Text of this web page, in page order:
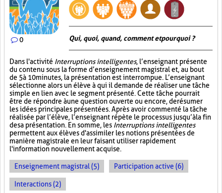
0 Qui, quoi, quand, comment et pourquoi ?
Dans l'activité Interruptions intelligentes, l’enseignant présente
du contenu sous la forme d’enseignement magistral et, au bout
de 5 à 10 minutes, la présentation est interrompue. L’enseignant
sélectionne alors un élève à qui il demande de réaliser une tâche
simple en lien avec le segment présenté. Cette tâche pourrait
être de répondre à une question ouverte ou encore, de résumer
les idées principales présentées. Après avoir commenté la tâche
réalisée par l’élève, l’enseignant répète le processus jusqu’à la fin
de sa présentation. En somme, les Interruptions intelligentes
permettent aux élèves d'assimiler les notions présentées de
manière magistrale en leur faisant utiliser rapidement
l'information nouvellement acquise.
Enseignement magistral (5) Participation active (6)
Interactions (2)